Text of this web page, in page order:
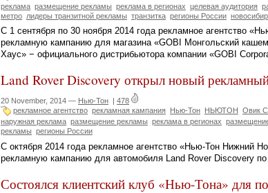
реклама размещение рекламы реклама в регионах целевая аудитория
метро лидеры транзитной рекламы транзитка регионы России
С 1 сентября по 30 ноября 2014 года рекламное агентство
рекламную кампанию для магазина «GOBI Монгольский
Хаус» − официального дистрибьютора компании «GOBI
Land Rover Discovery открыл новый
20 November, 2014 — Нью-Тон
478
рекламное агентство рекламная кампания Нью-Тон НЬЮТОН Овик
наружная реклама размещение рекламы реклама в регионах
рекламы регионы России
C октября 2014 года рекламное агентство «Нью-Тон Нижний
рекламную кампанию для автомобиля Land Rover Discovery по
Состоялся клиентский клуб «Нью-Тона» для